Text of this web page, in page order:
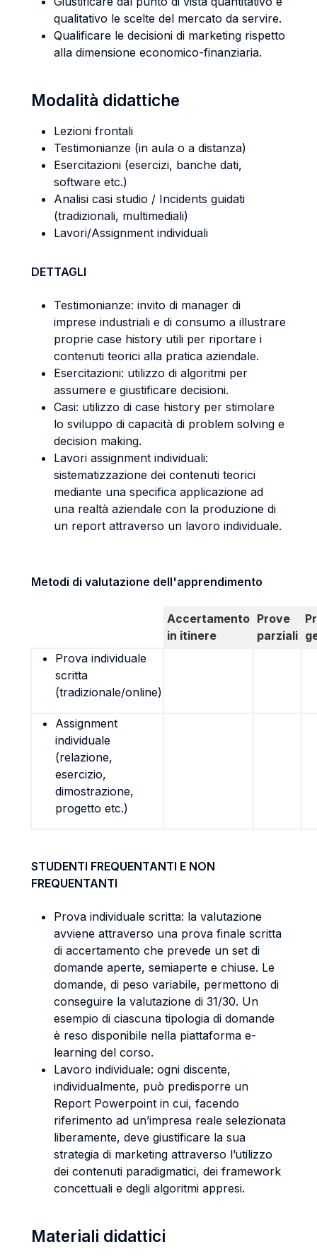
qualitativo le scelte del mercato da servire.
Qualificare le decisioni di marketing rispetto
alla dimensione economico-finanziaria.
Modalità didattiche
Lezioni frontali
Testimonianze (in aula o a distanza)
Esercitazioni (esercizi, banche dati,
software etc.)
Analisi casi studio / Incidents guidati
(tradizionali, multimediali)
Lavori/Assignment individuali
DETTAGLI
Testimonianze: invito di manager di
imprese industriali e di consumo a illustrare
proprie case history utili per riportare i
contenuti teorici alla pratica aziendale.
Esercitazioni: utilizzo di algoritmi per
assumere e giustificare decisioni.
Casi: utilizzo di case history per stimolare
lo sviluppo di capacità di problem solving e
decision making.
Lavori assignment individuali:
sistematizzazione dei contenuti teorici
mediante una specifica applicazione ad
una realtà aziendale con la produzione di
un report attraverso un lavoro individuale.
Metodi di valutazione dell'apprendimento
Accertamento
in itinere
Prove
parziali
Prova individuale
scritta
(tradizionale/online)
Assignment
individuale
(relazione,
esercizio,
dimostrazione,
progetto etc.)
STUDENTI FREQUENTANTI E NON
FREQUENTANTI
Prova individuale scritta: la valutazione
avviene attraverso una prova finale scritta
di accertamento che prevede un set di
domande aperte, semiaperte e chiuse. Le
domande, di peso variabile, permettono di
conseguire la valutazione di 31/30. Un
esempio di ciascuna tipologia di domande
è reso disponibile nella piattaforma e-
learning del corso.
Lavoro individuale: ogni discente,
individualmente, può predisporre un
Report Powerpoint in cui, facendo
riferimento ad un’impresa reale selezionata
liberamente, deve giustificare la sua
strategia di marketing attraverso l’utilizzo
dei contenuti paradigmatici, dei framework
concettuali e degli algoritmi appresi.
Materiali didattici